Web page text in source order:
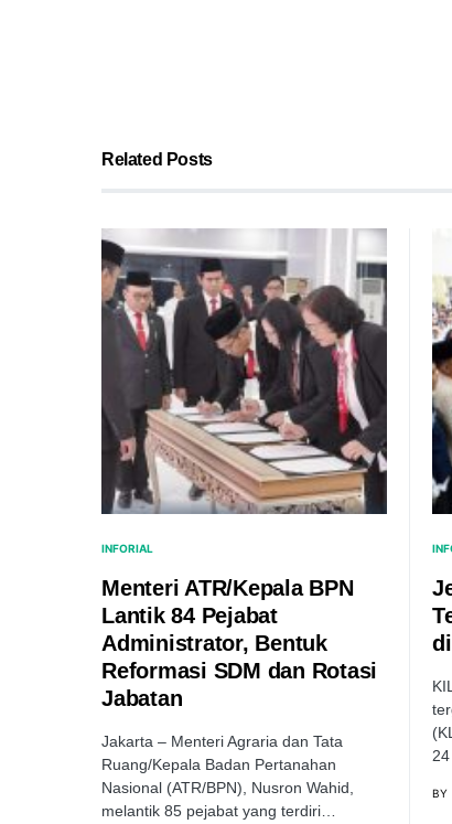
Related Posts
INFORIAL
Menteri ATR/Kepala BPN
Lantik 84 Pejabat
Administrator, Bentuk
Reformasi SDM dan Rotasi
Jabatan
Jakarta – Menteri Agraria dan Tata
Ruang/Kepala Badan Pertanahan
Nasional (ATR/BPN), Nusron Wahid,
melantik 85 pejabat yang terdiri…
BY